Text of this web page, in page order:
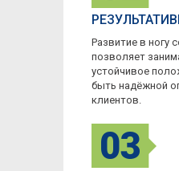
Развитие в ногу
позволяет
устойчивое
быть надёжной
клиентов.